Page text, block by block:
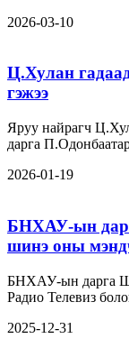
2026-03-10
Ц.Хулан
гэжээ
Яруу найрагч
дарга
2026-01-19
БНХАУ-ын
шинэ оны
БНХАУ-ын дарга
Радио Телевиз
2025-12-31